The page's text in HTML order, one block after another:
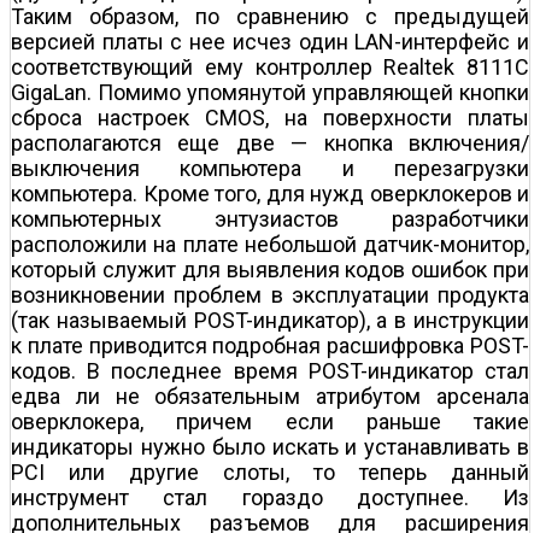
Таким образом, по сравнению с предыдущей
версией платы с нее исчез один LAN-интерфейс и
соответствующий ему контроллер Realtek 8111C
GigaLan. Помимо упомянутой управляющей кнопки
сброса настроек CMOS, на поверхности платы
располагаются еще две — кнопка включения/
выключения компьютера и перезагрузки
компьютера. Кроме того, для нужд оверклокеров и
компьютерных энтузиастов разработчики
расположили на плате небольшой датчик-монитор,
который служит для выявления кодов ошибок при
возникновении проблем в эксплуатации продукта
(так называемый POST-индикатор), а в инструкции
к плате приводится подробная расшифровка POST-
кодов. В последнее время POST-индикатор стал
едва ли не обязательным атрибутом арсенала
оверклокера, причем если раньше такие
индикаторы нужно было искать и устанавливать в
PCI или другие слоты, то теперь данный
инструмент стал гораздо доступнее. Из
дополнительных разъемов для расширения